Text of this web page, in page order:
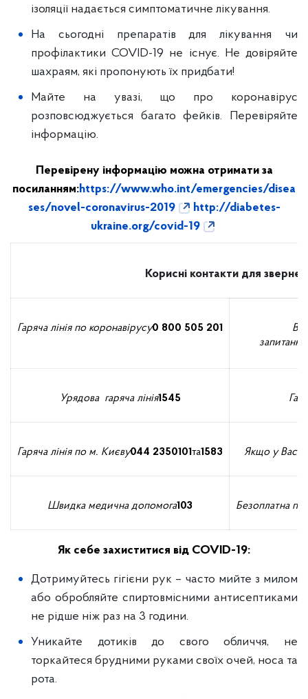
ізоляції надається симптоматичне лікування.
На сьогодні препаратів для лікування чи
профілактики COVID-19 не існує. Не довіряйте
шахраям, які пропонують їх придбати!
Майте на увазі, що про коронавірус
розповсюджується багато фейків. Перевіряйте
інформацію.
Перевірену інформацію можна отримати за
посиланням:https://www.who.int/emergencies/disea
ses/novel-coronavirus-2019
http://diabetes-
ukraine.org/covid-19
Корисні контакти для
Гаряча лінія по коронавірусу0 800 505 201
запитання
Урядова гаряча лінія1545
Гаряча лінія по м. Києву044 2350101та1583 Якщо у Вас
Швидка медична допомога103 Безоплатна
Як себе захиститися від COVID-19:
Дотримуйтесь гігієни рук – часто мийте з милом
або обробляйте спиртовмісними антисептиками
не рідше ніж раз на 3 години.
Уникайте дотиків до свого обличчя, не
торкайтеся брудними руками своїх очей, носа та
рота.